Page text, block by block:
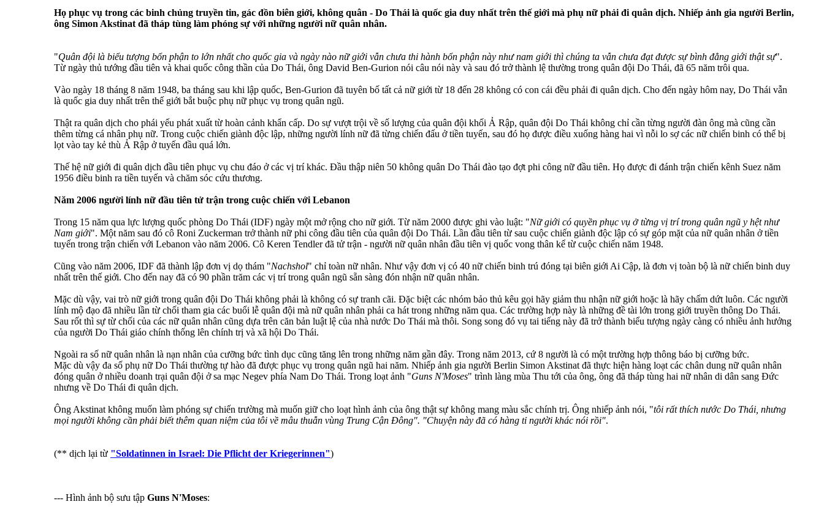
Họ phục vụ trong các binh chủng truyền tin, gác đồn biên giới, không quân - Do Thái là quốc gia duy nhất trên thế giới mà phụ nữ phải đi quân dịch. Nhiếp ảnh gia người Berlin,
ông Simon Akstinat đã tháp tùng làm phóng sự với những người nữ quân nhân.
"Quân đội là biểu tượng bổn phận to lớn nhất cho quốc gia và ngày nào nữ giới vẫn chưa thi hành bổn phận này như nam giới thì chúng ta vẫn chưa đạt được sự bình đẳng giới thật sự".
Từ ngày thủ tướng đầu tiên và khai quốc công thần của Do Thái, ông David Ben-Gurion nói câu nói này và sau đó trở thành lệ thường trong quân đội Do Thái, đã 65 năm trôi qua.
Vào ngày 18 tháng 8 năm 1948, ba tháng sau khi lập quốc, Ben-Gurion đã tuyên bố tất cả nữ giới từ 18 đến 28 không có con cái đều phải đi quân dịch. Cho đến ngày hôm nay, Do Thái vẫn
là quốc gia duy nhất trên thế giới bắt buộc phụ nữ phục vụ trong quân ngũ.
Thật ra quân dịch cho phái yếu phát xuất từ hoàn cảnh khẩn cấp. Do sự vượt trội về số lượng của quân đội khối Ả Rập, quân đội Do Thái không chỉ cần từng người đàn ông mà cũng cần
thêm từng cá nhân phụ nữ. Trong cuộc chiến giành độc lập, những người lính nữ đã từng chiến đấu ở tiền tuyến, sau đó họ được điều xuống hàng hai vì nỗi lo sợ các nữ chiến binh có thể bị
lọt vào tay kẻ thù Ả Rập ở tuyến đầu quá lớn.
Thế hệ nữ giới đi quân dịch đầu tiên phục vụ chu đáo ở các vị trí khác. Đầu thập niên 50 không quân Do Thái đào tạo đợt phi công nữ đầu tiên. Họ được đi đánh trận chiến kênh Suez năm
1956 điều binh ra tiền tuyến và chăm sóc cứu thương.
Năm 2006 người lính nữ đầu tiên tử trận trong cuộc chiến với Lebanon
Trong 15 năm qua lực lượng quốc phòng Do Thái (IDF) ngày một mở rộng cho nữ giới. Từ năm 2000 được ghi vào luật: "Nữ giới có quyền phục vụ ở từng vị trí trong quân ngũ y hệt như
Nam giới". Một năm sau đó cô Roni Zuckerman trở thành nữ phi công đầu tiên của quân đội Do Thái. Lần đầu tiên từ sau cuộc chiến giành độc lập có sự góp mặt của nữ quân nhân ở tiền
tuyến trong trận chiến với Lebanon vào năm 2006. Cô Keren Tendler đã tử trận - người nữ quân nhân đầu tiên vị quốc vong thân kể từ cuộc chiến năm 1948.
Cũng vào năm 2006, IDF đã thành lập đơn vị dọ thám "Nachshol" chỉ toàn nữ nhân. Như vậy đơn vị có 40 nữ chiến binh trú đóng tại biên giới Ai Cập, là đơn vị toàn bộ là nữ chiến binh duy
nhất trên thế giới. Cho đến nay đã có 90 phần trăm các vị trí trong quân ngũ sẵn sàng đón nhận nữ quân nhân.
Mặc dù vậy, vai trò nữ giới trong quân đội Do Thái không phải là không có sự tranh cãi. Đặc biệt các nhóm bảo thủ kêu gọi hãy giảm thu nhận nữ giới hoặc là hãy chấm dứt luôn. Các người
lính mộ đạo đã nhiều lần từ chối tham gia các buổi lễ quân đội mà nữ quân nhân phải ca hát trong những năm qua. Các trường hợp này là những đề tài lớn trong giới truyền thông Do Thái.
Sau rốt thì sự từ chối của các nữ quân nhân cũng dựa trên căn bản luật lệ của nhà nước Do Thái mà thôi. Song song đó vụ tai tiếng này đã trở thành biểu tượng ngày càng có nhiều ảnh hưởng
của người Do Thái giáo chính thống lên chính trị và xã hội Do Thái.
Ngoài ra số nữ quân nhân là nạn nhân của cưỡng bức tình dục cũng tăng lên trong những năm gần đây. Trong năm 2013, cứ 8 người là có một trường hợp thông báo bị cưỡng bức.
Mặc dù vậy đa số phụ nữ Do Thái thường tự hào đã được phục vụ trong quân ngũ hai năm. Nhiếp ảnh gia người Berlin Simon Akstinat đã thực hiện hàng loạt các chân dung nữ quân nhân
đóng quân ở nhiều doanh trại quân đội ở sa mạc Negev phía Nam Do Thái. Trong loạt ảnh "Guns N'Moses" trình làng mùa Thu tới của ông, ông đã tháp tùng hai nữ nhân di dân sang Đức
nhưng về Do Thái đi quân dịch.
Ông Akstinat không muốn làm phóng sự chiến trường mà muốn giữ cho loạt hình ảnh của ông thật sự không mang màu sắc chính trị. Ông nhiếp ảnh nói, "tôi rất thích nước Do Thái, nhưng
mọi người không cần phải biết thêm quan niệm của tôi về mâu thuẫn vùng Trung Cận Đông". "Chuyện này đã có hàng tỉ người khác nói rồi".
(** dịch lại từ "Soldatinnen in Israel: Die Pflicht der Kriegerinnen")
--- Hình ảnh bộ sưu tập Guns N'Moses: